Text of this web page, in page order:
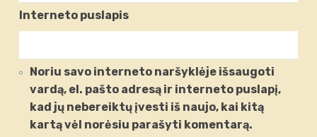
Interneto puslapis
Noriu savo interneto naršyklėje išsaugoti
vardą, el. pašto adresą ir interneto puslapį,
kad jų nebereiktų įvesti iš naujo, kai kitą
kartą vėl norėsiu parašyti komentarą.